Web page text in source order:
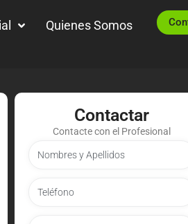
Quienes Somos
Contactar
Contacte con el Profesional